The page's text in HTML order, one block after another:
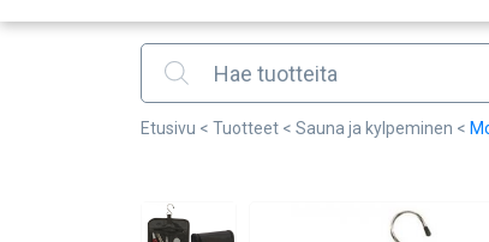
Products search
Etusivu < Tuotteet < Sauna ja kylpeminen <